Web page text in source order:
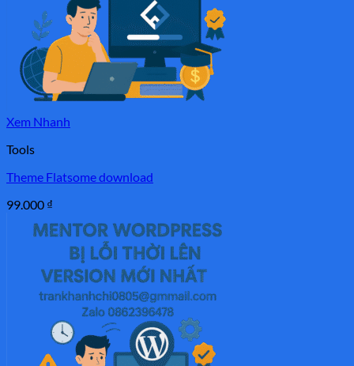
Xem Nhanh
Tools
Theme Flatsome download
99.000 ₫